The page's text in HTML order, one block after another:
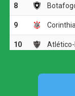
potência da
outra grande
Palmeiras
Paulinho vira